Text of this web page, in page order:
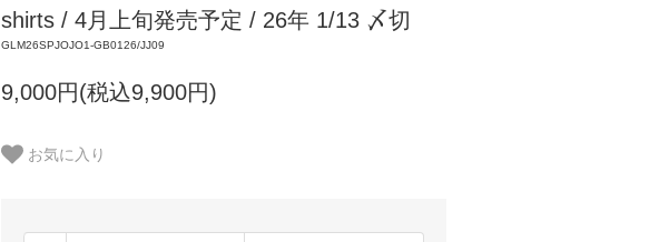
shirts / 4月上旬発売予定 / 26年 1/13 〆切
GLM26SPJOJO1-GB0126/JJ09
9,000円(税込9,900円)
お気に入り